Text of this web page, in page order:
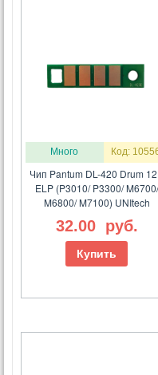
Много Код:
Чип Pantum DL-420 Drum
ELP (P3010/ P3300/ M6700/
M6800/ M7100) UNItech
32.00 руб.
Купить